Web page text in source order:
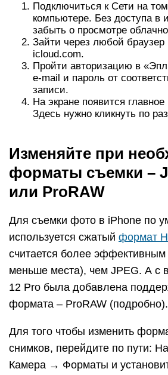
Подключиться к Сети на
компьютере. Без доступа в
забыть о просмотре
Зайти через любой браузер
icloud.com.
Пройти авторизацию в
e-mail и пароль от
записи.
На экране появится
Здесь нужно кликнуть по
Изменяйте при
форматы съемки –
или ProRAW
Для съемки фото в iPhone по
используется сжатый формат
считается более эффективным
меньше места), чем JPEG. А с
12 Pro была добавлена
формата – ProRAW (подробно).
Для того чтобы изменить
снимков, перейдите по пути:
Камера → Форматы и